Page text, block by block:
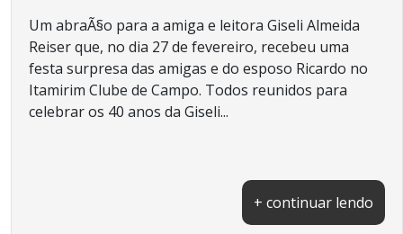
Um abraÃ§o para a amiga e leitora Giseli Almeida
Reiser que, no dia 27 de fevereiro, recebeu uma
festa surpresa das amigas e do esposo Ricardo no
Itamirim Clube de Campo. Todos reunidos para
celebrar os 40 anos da Giseli...
+ continuar lendo